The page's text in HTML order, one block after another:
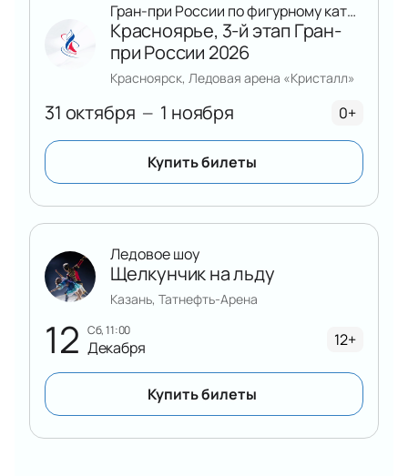
31 октября — 1 ноября
Гран-при России по фигурному катанию
Красноярье, 3-й этап Гран-
при России 2026
Красноярск, Ледовая арена «Кристалл»
0+
Купить билеты
12 сб, 11:00
Декабря
Ледовое шоу
Щелкунчик на льду
Казань, Татнефть-Арена
12+
Купить билеты